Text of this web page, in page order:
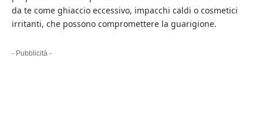
da te come ghiaccio eccessivo, impacchi caldi o cosmetici
irritanti, che possono compromettere la guarigione.
- Pubblicità -